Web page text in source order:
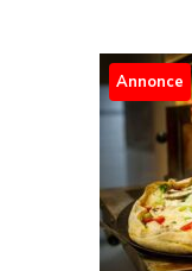
Annonce